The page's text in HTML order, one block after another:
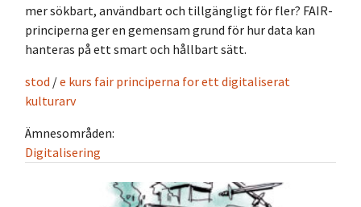
mer sökbart, användbart och tillgängligt för fler? FAIR-
principerna ger en gemensam grund för hur data kan
hanteras på ett smart och hållbart sätt.
stod /e kurs fair principerna for ett digitaliserat
kulturarv
Ämnesområden:
Digitalisering